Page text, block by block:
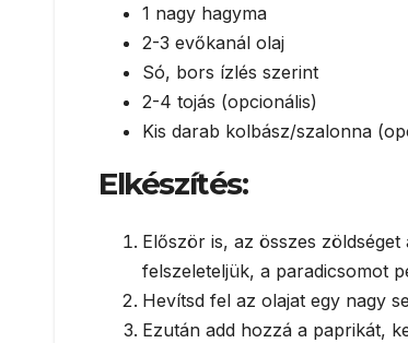
1 nagy hagyma
2-3 evőkanál olaj
Só, bors ízlés szerint
2-4 tojás (opcionális)
Kis darab kolbász/szalonna
Elkészítés:
Először is, az összes
felszeleteljük, a paradicsomot
Hevítsd fel az olajat egy nagy
Ezután add hozzá a paprikát,